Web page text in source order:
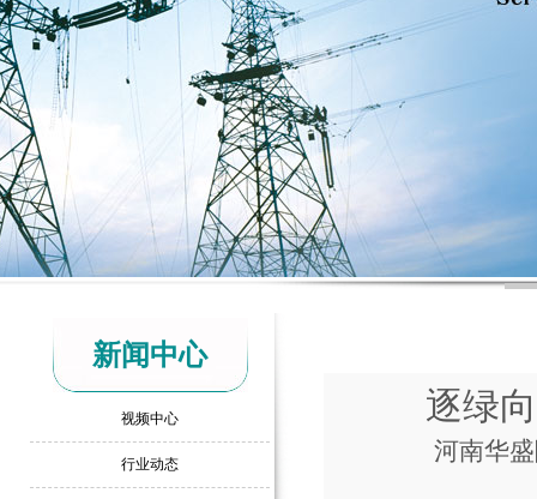
新闻中心
视频中心
行业动态
逐绿
河南华